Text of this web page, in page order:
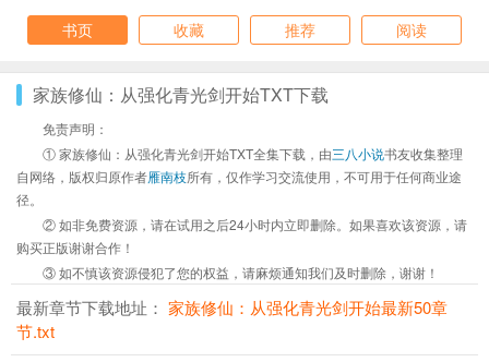
书页
收藏 推荐 阅读
家族修仙：从强化青光剑开始TXT下载
免责声明：
① 家族修仙：从强化青光剑开始TXT全集下载，由三八小说书友收集整理
自网络，版权归原作者雁南枝所有，仅作学习交流使用，不可用于任何商业途
径。
② 如非免费资源，请在试用之后24小时内立即删除。如果喜欢该资源，请
购买正版谢谢合作！
③ 如不慎该资源侵犯了您的权益，请麻烦通知我们及时删除，谢谢！
最新章节下载地址： 家族修仙：从强化青光剑开始最新50章
节.txt